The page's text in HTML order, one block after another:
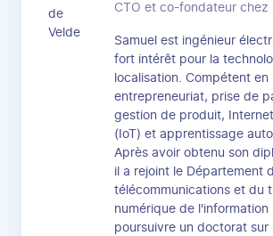
CTO et co-fondateur chez
Samuel est ingénieur
fort intérêt pour la
localisation. Compétent en
entrepreneuriat, prise de
gestion de produit,
(IoT) et apprentissage
Après avoir obtenu son
il a rejoint le Département
télécommunications et du
numérique de l'information
poursuivre un doctorat sur